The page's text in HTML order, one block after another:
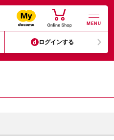
MENU
ログインする